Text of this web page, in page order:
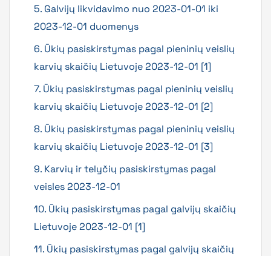
5. Galvijų likvidavimo nuo 2023-01-01 iki
2023-12-01 duomenys
6. Ūkių pasiskirstymas pagal pieninių veislių
karvių skaičių Lietuvoje 2023-12-01 [1]
7. Ūkių pasiskirstymas pagal pieninių veislių
karvių skaičių Lietuvoje 2023-12-01 [2]
8. Ūkių pasiskirstymas pagal pieninių veislių
karvių skaičių Lietuvoje 2023-12-01 [3]
9. Karvių ir telyčių pasiskirstymas pagal
veisles 2023-12-01
10. Ūkių pasiskirstymas pagal galvijų skaičių
Lietuvoje 2023-12-01 [1]
11. Ūkių pasiskirstymas pagal galvijų skaičių